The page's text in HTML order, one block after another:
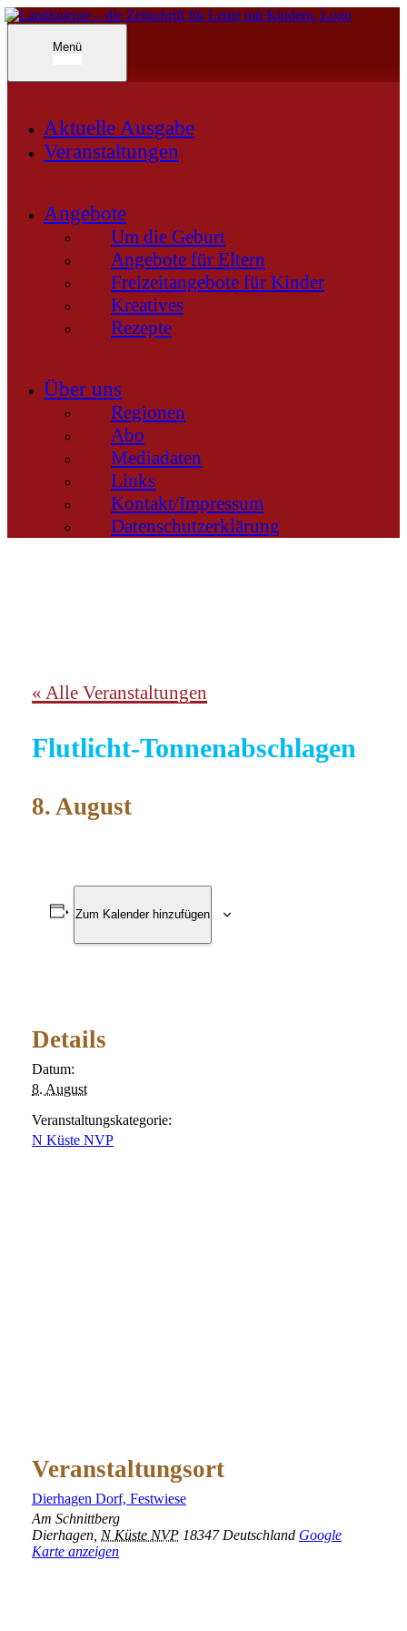
Inhalte
überspringen
Menü
Aktuelle Ausgabe
Veranstaltungen
Angebote
Um die Geburt
Angebote für Eltern
Freizeitangebote für Kinder
Kreatives
Rezepte
Über uns
Regionen
Abo
Mediadaten
Links
Kontakt/Impressum
Datenschutzerklärung
« Alle Veranstaltungen
Flutlicht-Tonnenabschlagen
8. August
Zum Kalender hinzufügen
Details
Datum:
8. August
Veranstaltungskategorie:
N Küste NVP
Veranstaltungsort
Dierhagen Dorf, Festwiese
Am Schnittberg
Dierhagen N Küste NVP 18347 Deutschland Google
Karte anzeigen